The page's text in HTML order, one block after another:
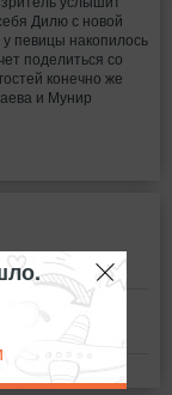
Дилю с новой
певицы накопилось
поделиться со
конечно же
и Мунир